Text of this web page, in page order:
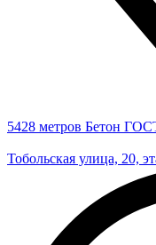
5428 метров Бетон
Тобольская улица, 20,